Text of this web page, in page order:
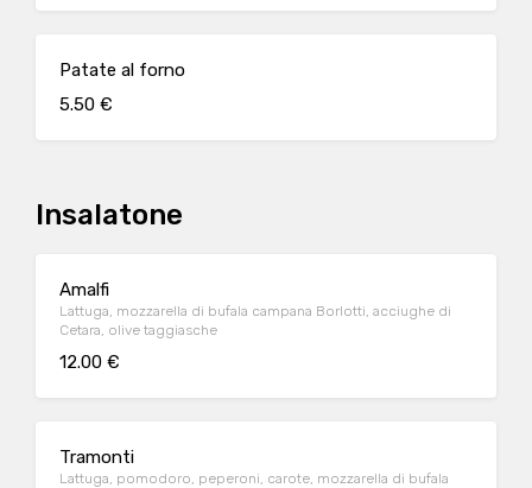
Patate al forno
5.50 €
Insalatone
Amalfi
Lattuga, mozzarella di bufala campana Borlotti, acciughe di
Cetara, olive taggiasche
12.00 €
Tramonti
Lattuga, pomodoro, peperoni, carote, mozzarella di bufala